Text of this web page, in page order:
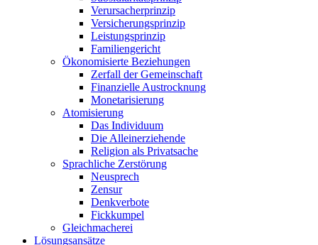
Verursacherprinzip
Versicherungsprinzip
Leistungsprinzip
Familiengericht
Ökonomisierte Beziehungen
Zerfall der Gemeinschaft
Finanzielle Austrocknung
Monetarisierung
Atomisierung
Das Individuum
Die Alleinerziehende
Religion als Privatsache
Sprachliche Zerstörung
Neusprech
Zensur
Denkverbote
Fickkumpel
Gleichmacherei
Lösungsansätze